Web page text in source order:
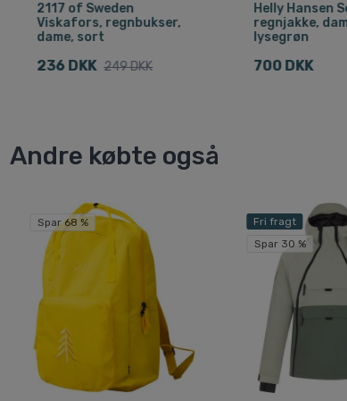
2117 of Sweden
Viskafors, regnbukser,
dame, sort
236 DKK 249 DKK
Helly Hansen
regnjakke,
lysegrøn
700 DKK
Andre købte også
Spar 68 %
Fri fragt
Spar 30 %